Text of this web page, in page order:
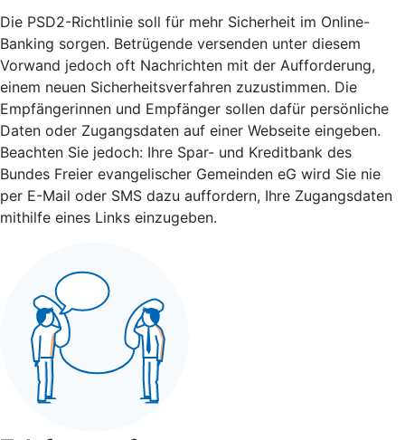
Die PSD2-Richtlinie soll für mehr Sicherheit im Online-
Banking sorgen. Betrügende versenden unter diesem
Vorwand jedoch oft Nachrichten mit der Aufforderung,
einem neuen Sicherheitsverfahren zuzustimmen. Die
Empfängerinnen und Empfänger sollen dafür persönliche
Daten oder Zugangsdaten auf einer Webseite eingeben.
Beachten Sie jedoch: Ihre Spar- und Kreditbank des
Bundes Freier evangelischer Gemeinden eG wird Sie nie
per E-Mail oder SMS dazu auffordern, Ihre Zugangsdaten
mithilfe eines Links einzugeben.